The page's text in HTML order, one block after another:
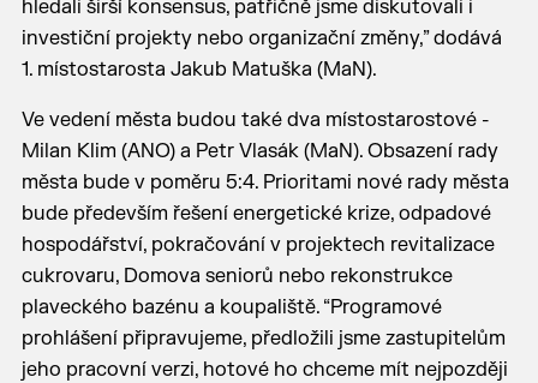
hledali širší konsensus, patřičně jsme diskutovali i
investiční projekty nebo organizační změny,” dodává
1. místostarosta Jakub Matuška (MaN).
Ve vedení města budou také dva místostarostové -
Milan Klim (ANO) a Petr Vlasák (MaN). Obsazení rady
města bude v poměru 5:4. Prioritami nové rady města
bude především řešení energetické krize, odpadové
hospodářství, pokračování v projektech revitalizace
cukrovaru, Domova seniorů nebo rekonstrukce
plaveckého bazénu a koupaliště. “Programové
prohlášení připravujeme, předložili jsme zastupitelům
jeho pracovní verzi, hotové ho chceme mít nejpozději